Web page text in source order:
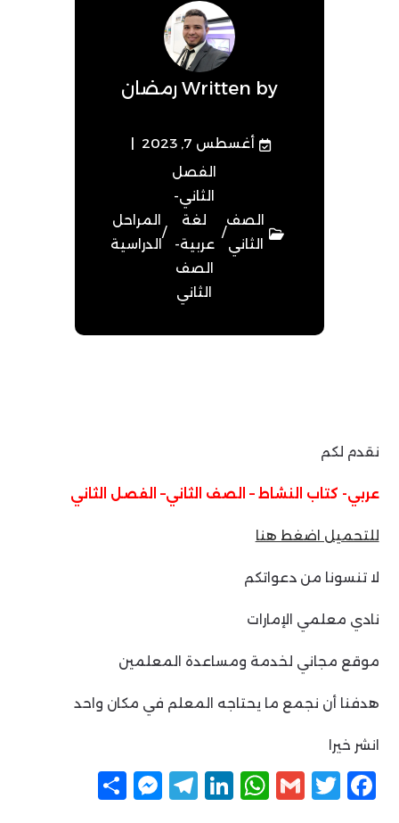
Written by رمضان
أغسطس 7, 2023
الصف
الثاني
/
الفصل
الثاني-
لغة
عربية-
الصف
الثاني
/
المراحل
الدراسية
نقدم لكم
عربي- كتاب النشاط – الصف الثاني– الفصل الثاني
للتحميل اضغط هنا
لا تنسونا من دعواتكم
نادي معلمي الإمارات
موقع مجاني لخدمة ومساعدة المعلمين
هدفنا أن نجمع ما يحتاجه المعلم في مكان واحد
انشر خيرا
F
T
G
W
Li
T
M